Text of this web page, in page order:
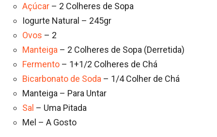
Açúcar – 2 Colheres de Sopa
Iogurte Natural – 245gr
Ovos – 2
Manteiga – 2 Colheres de Sopa (Derretida)
Fermento – 1+1/2 Colheres de Chá
Bicarbonato de Soda – 1/4 Colher de Chá
Manteiga – Para Untar
Sal – Uma Pitada
Mel – A Gosto